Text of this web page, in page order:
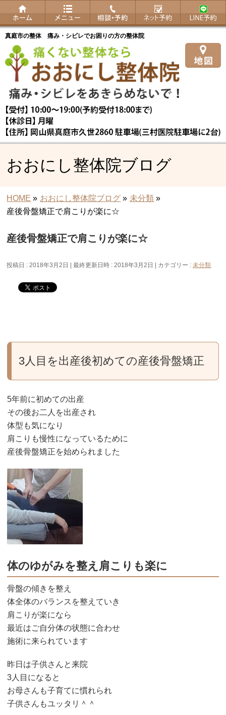
真庭市の整体 痛み・シビレでお困りの方の整体院
おおにし整体院ブログ
HOME » おおにし整体院ブログ » 未分類 »
産後骨盤矯正で肩こりが楽に☆
産後骨盤矯正で肩こりが楽に☆
投稿日 : 2018年3月2日 最終更新日時 : 2018年3月2日 カテゴリー :未分類
3人目を出産後初めての産後骨盤矯正
5年前に初めての出産
その後お二人を出産され
体型も気になり
肩こりも慢性になっているために
産後骨盤矯正を始められました
体のゆがみを整え肩こりも楽に
骨盤の傾きを整え
体全体のバランスを整えていき
肩こりが楽になら
最近はご自分体の状態に合わせ
施術に来られています
昨日は子供さんと来院
3人目になると
お母さんも子育てに慣れられ
子供さんもユッタリ＾＾